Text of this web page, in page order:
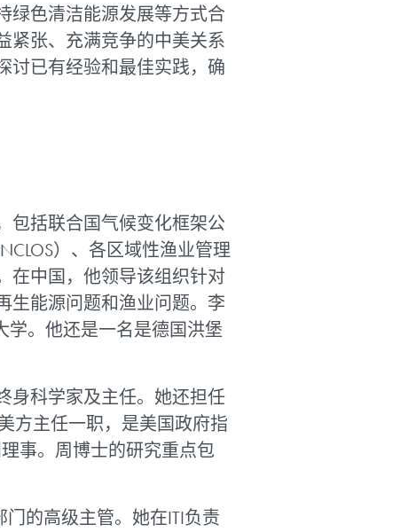
绿色清洁能源发展等方式合
紧张、充满竞争的中美关系
讨已有经验和最佳实践，确
包括联合国气候变化框架公
）、各区域性渔业管理
在中国，他领导该组织针对
生能源问题和渔业问题。李
学。他还是一名是德国洪堡
身科学家及主任。她还担任
方主任一职，是美国政府指
事。周博士的研究重点包
的高级主管。她在ITI负责